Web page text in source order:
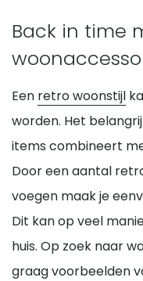
Back in time
Een retro woonstijl
worden. Het
items combineert
Door een aantal
voegen maak je
Dit kan op veel
huis. Op zoek naar
graag voorbeelden